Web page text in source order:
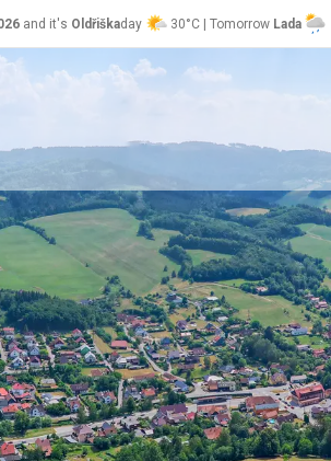
and it's Oldřiškaday 30°C | Tomorrow Lada
24°C